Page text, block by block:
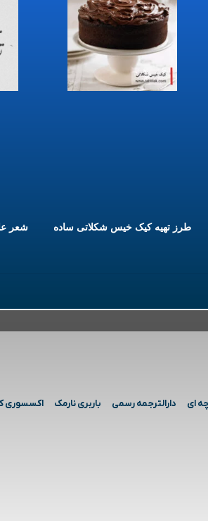
طرز تهیه کیک خیس شکلاتی ساده
ای دارالترجمه رسمی باربری نارمک اکسسوری